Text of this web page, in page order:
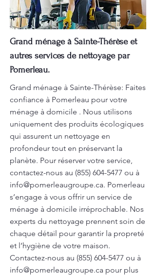
Grand ménage à Sainte-Thérèse et
autres services de nettoyage par
Pomerleau.
Grand ménage à Sainte-Thérèse: Faites
confiance à Pomerleau pour votre
ménage à domicile . Nous utilisons
uniquement des produits écologiques
qui assurent un nettoyage en
profondeur tout en préservant la
planète. Pour réserver votre service,
contactez-nous au (855) 604-5477 ou à
info@pomerleaugroupe.ca. Pomerleau
s’engage à vous offrir un service de
ménage à domicile irréprochable. Nos
experts du nettoyage prennent soin de
chaque détail pour garantir la propreté
et l’hygiène de votre maison.
Contactez-nous au (855) 604-5477 ou à
info@pomerleaugroupe.ca pour plus